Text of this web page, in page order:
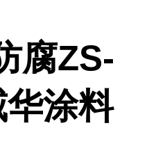
腐ZS-
涂料